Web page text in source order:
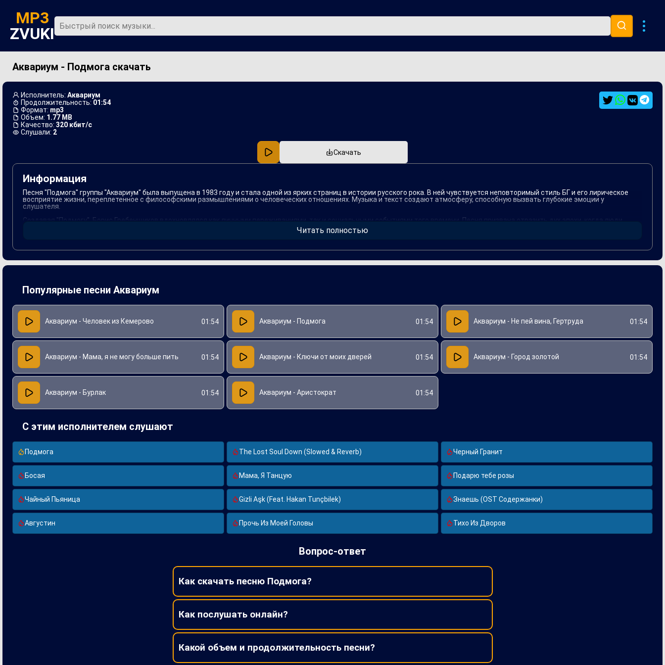
MP3
ZVUKI
Главная
Аквариум - Подмога скачать
Исполнитель: Аквариум
Продолжительность: 01:54
Формат: mp3
Объем: 1.77 MB
Качество: 320 кбит/с
Слушали: 2
Скачать
Информация
Песня "Подмога" группы "Аквариум" была выпущена в 1983 году и стала одной из ярких страниц в истории русского рока. В ней чувствуется неповторимый стиль БГ и его лирическое
восприятие жизни, переплетенное с философскими размышлениями о человеческих отношениях. Музыка и текст создают атмосферу, способную вызвать глубокие эмоции у
слушателя.
Создавая "Подмогу", Борис Гребенщиков вдохновлялся как личными переживаниями, так и социальными событиями того времени. Песня призвана отразить дух эпохи, когда люди
искали утешение и поддержку друг в друге. Благодаря запоминающейся мелодии и выразительным словам, "Подмога" продолжает оставаться актуальной и любимой для нового
Читать полностью
Популярные песни Аквариум
Аквариум - Человек из Кемерово 01:54 Аквариум - Подмога 01:54 Аквариум - Не пей вина, Гертруда 01:54
Аквариум - Мама, я не могу больше пить 01:54 Аквариум - Ключи от моих дверей 01:54 Аквариум - Город золотой 01:54
Аквариум - Бурлак 01:54 Аквариум - Аристократ 01:54
С этим исполнителем слушают
Подмога The Lost Soul Down (Slowed & Reverb) Черный Гранит
Босая Мама, Я Танцую Подарю тебе розы
Чайный Пьяница Gizli Aşk (Feat. Hakan Tunçbilek) Знаешь (OST Содержанки)
Августин Прочь Из Моей Головы Тихо Из Дворов
Вопрос-ответ
Как скачать песню Подмога?
Как послушать онлайн?
Какой объем и продолжительность песни?